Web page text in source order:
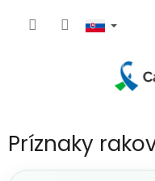
Príznaky